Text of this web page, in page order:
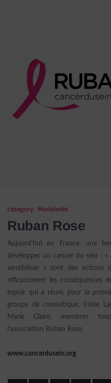
category: #solidarité
Ruban Rose
Aujourd’hui en France, une
développer un cancer du sein : «
sensibiliser » sont des actions
efficacement les conséquences
espoir qui a réuni, pour la
groupe de cosmétique, Estée
Marie Claire, membres
l’association Ruban Rose.
www.cancerdusein.org